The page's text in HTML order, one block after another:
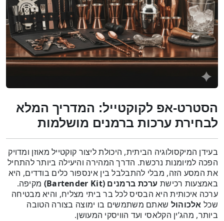
הסטרט-אפ לקוקטייל: המדריך המלא
לבחירת ערכות ברמנים מושלמות
בעידן המיקסולוגיה הביתית, היכולת ליצור קוקטייל מאוזן ומדויק
הפכה למיומנות נרכשת. הדרך המהירה והיעילה ביותר להתחיל
את המסע הזה, מבלי להתבלבל בין אינספור כלים בודדים, היא
באמצעות רכישת ערכת ברמנים (Bartender Kit)
מקיפה.
ערכה איכותית היא הבסיס לכל בר ביתי מצליח, והיא מבטיחה
שכל אלכוהולשאתם משתמשים בו ימוצה בצורה הטובה
ביותר, מהג’ין הקלאסי ועד הוויסקי המעושן.